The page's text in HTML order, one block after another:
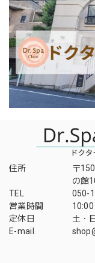
住所
〒
の館
TEL
050-
営業時間
定休日
土・
E-mail